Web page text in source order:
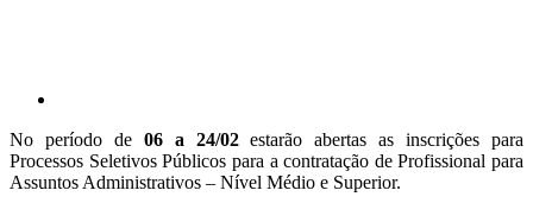
No período de 06 a 24/02estarão abertas as inscrições para
Processos Seletivos Públicos para a contratação de Profissional para
Assuntos Administrativos – Nível Médio e Superior.